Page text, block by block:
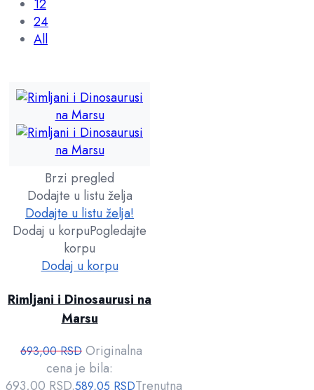
12
24
All
Brzi pregled
Dodajte u listu želja
Dodajte u listu želja!
Dodaj u korpuPogledajte
korpu
Dodaj u korpu
Rimljani i Dinosaurusi na
Marsu
693,00RSD Originalna
cena je bila:
693,00 RSD.589,05 RSDTrenutna